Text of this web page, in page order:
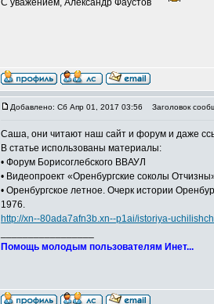
С уважением, Александр Фаустов
Добавлено: Сб Апр 01, 2017 03:56 Заголовок
Саша, они читают наш сайт и форум и даже
В статье использованы материалы:
• Форум Борисоглебского ВВАУЛ
• Видеопроект «Оренбургские соколы
• Оренбургское летное. Очерк истории
1976.
http://xn--80ada7afn3b.xn--p1ai/istoriya-
Помощь молодым пользователям Инет...